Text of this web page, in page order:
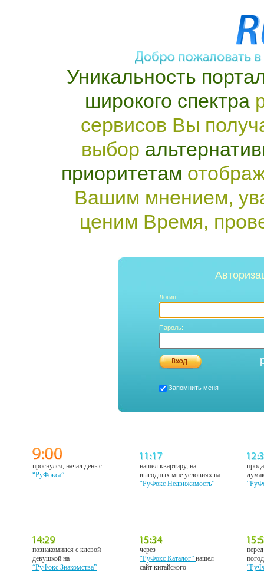
Уникальность
широкого спектра
сервисов Вы
выбор
приоритетам
Вашим мнением,
ценим Время,
Логин:
Пароль:
Запомнить меня
проснулся, начал день с
“РуФокса”
нашел квартиру, на
выгодных мне условиях на
“РуФокс Недвижимость”
познакомился с клевой
девушкой на
“РуФокс Знакомства”
через
“РуФокс Каталог”нашел
сайт китайского